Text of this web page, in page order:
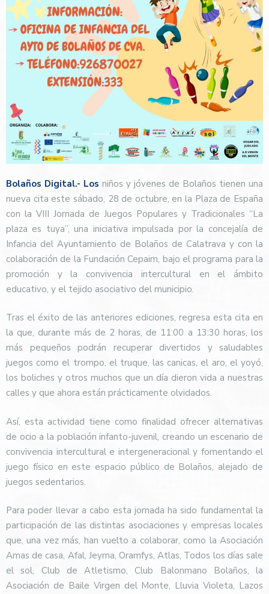
Bolaños Digital.- Los niños y jóvenes de Bolaños tienen una
nueva cita este sábado, 28 de octubre, en la Plaza de España
con la VIII Jornada de Juegos Populares y Tradicionales “La
plaza es tuya”, una iniciativa impulsada por la concejalía de
Infancia del Ayuntamiento de Bolaños de Calatrava y con la
colaboración de la Fundación Cepaim, bajo el programa para la
promoción y la convivencia intercultural en el ámbito
educativo, y el tejido asociativo del municipio.
Tras el éxito de las anteriores ediciones, regresa esta cita en
la que, durante más de 2 horas, de 11:00 a 13:30 horas, los
más pequeños podrán recuperar divertidos y saludables
juegos como el trompo, el truque, las canicas, el aro, el yoyó,
los boliches y otros muchos que un día dieron vida a nuestras
calles y que ahora están prácticamente olvidados.
Así, esta actividad tiene como finalidad ofrecer alternativas
de ocio a la población infanto-juvenil, creando un escenario de
convivencia intercultural e intergeneracional y fomentando el
juego físico en este espacio público de Bolaños, alejado de
juegos sedentarios.
Para poder llevar a cabo esta jornada ha sido fundamental la
participación de las distintas asociaciones y empresas locales
que, una vez más, han vuelto a colaborar, como la Asociación
Amas de casa, Afal, Jeyma, Oramfys, Atlas, Todos los días sale
el sol, Club de Atletismo, Club Balonmano Bolaños, la
Asociación de Baile Virgen del Monte, Lluvia Violeta, Lazos